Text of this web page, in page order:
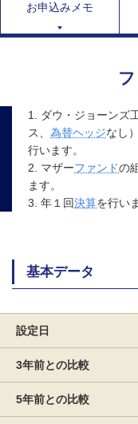
お申込みメモ
1. ダウ・ジョーンズ
ス、 為替ヘッジなし
行います。
2. マザーファンドの
ます。
3. 年１回決算を行い
基本データ
設定日
3年前との比較
5年前との比較